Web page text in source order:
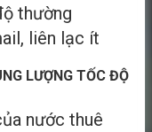
thường
liên lạc ít
LƯỢNG TỐC ĐỘ
nước thuê